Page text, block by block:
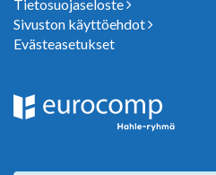
Tietosuojaseloste
Sivuston käyttöehdot
Evästeasetukset